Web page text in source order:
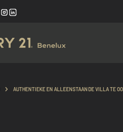
AUTHENTIEKE EN ALLEENSTAANDE VILLA TE